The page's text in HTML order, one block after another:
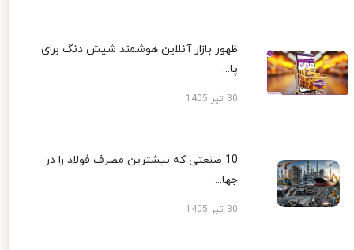
ظهور بازار آنلاین هوشمند شیش دنگ برای
پا...
30 تیر 1405
10 صنعتی که بیشترین مصرف فولاد را در
جها...
30 تیر 1405